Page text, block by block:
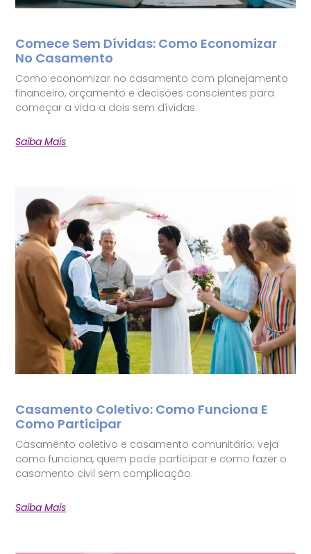
Comece Sem Dívidas: Como Economizar
No Casamento
Como economizar no casamento com planejamento
financeiro, orçamento e decisões conscientes para
começar a vida a dois sem dívidas.
Saiba Mais
Casamento Coletivo: Como Funciona E
Como Participar
Casamento coletivo e casamento comunitário: veja
como funciona, quem pode participar e como fazer o
casamento civil sem complicação.
Saiba Mais